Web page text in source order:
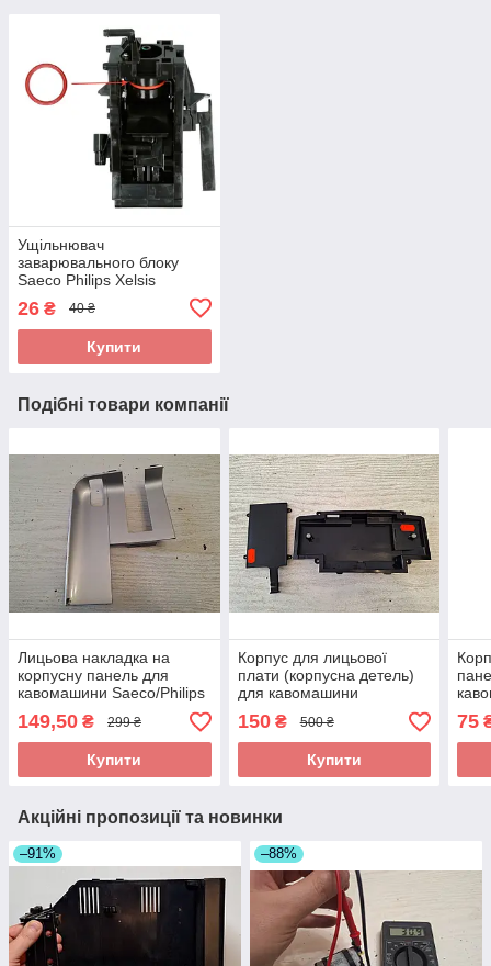
Ущільнювач
заварювального блоку
Saeco Philips Xelsis
26 ₴ 40 ₴
Купити
Подібні товари компанії
Лицьова накладка на
корпусну панель для
кавомашини Saeco/Philips
EP3246_4 б/у сіра
149,50 ₴ 299 ₴
Купити
Корпус для лицьової
плати (корпусна детель)
для кавомашини
Saeco/Philips Xelsis Type
SUP 038 б/у
150₴ 500 ₴
Купити
75
Акційні пропозиції та новинки
–91% –88%